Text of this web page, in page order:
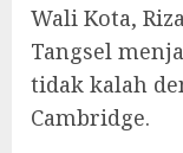
Wali Kota,
Tangsel
tidak kalah
Cambridge.